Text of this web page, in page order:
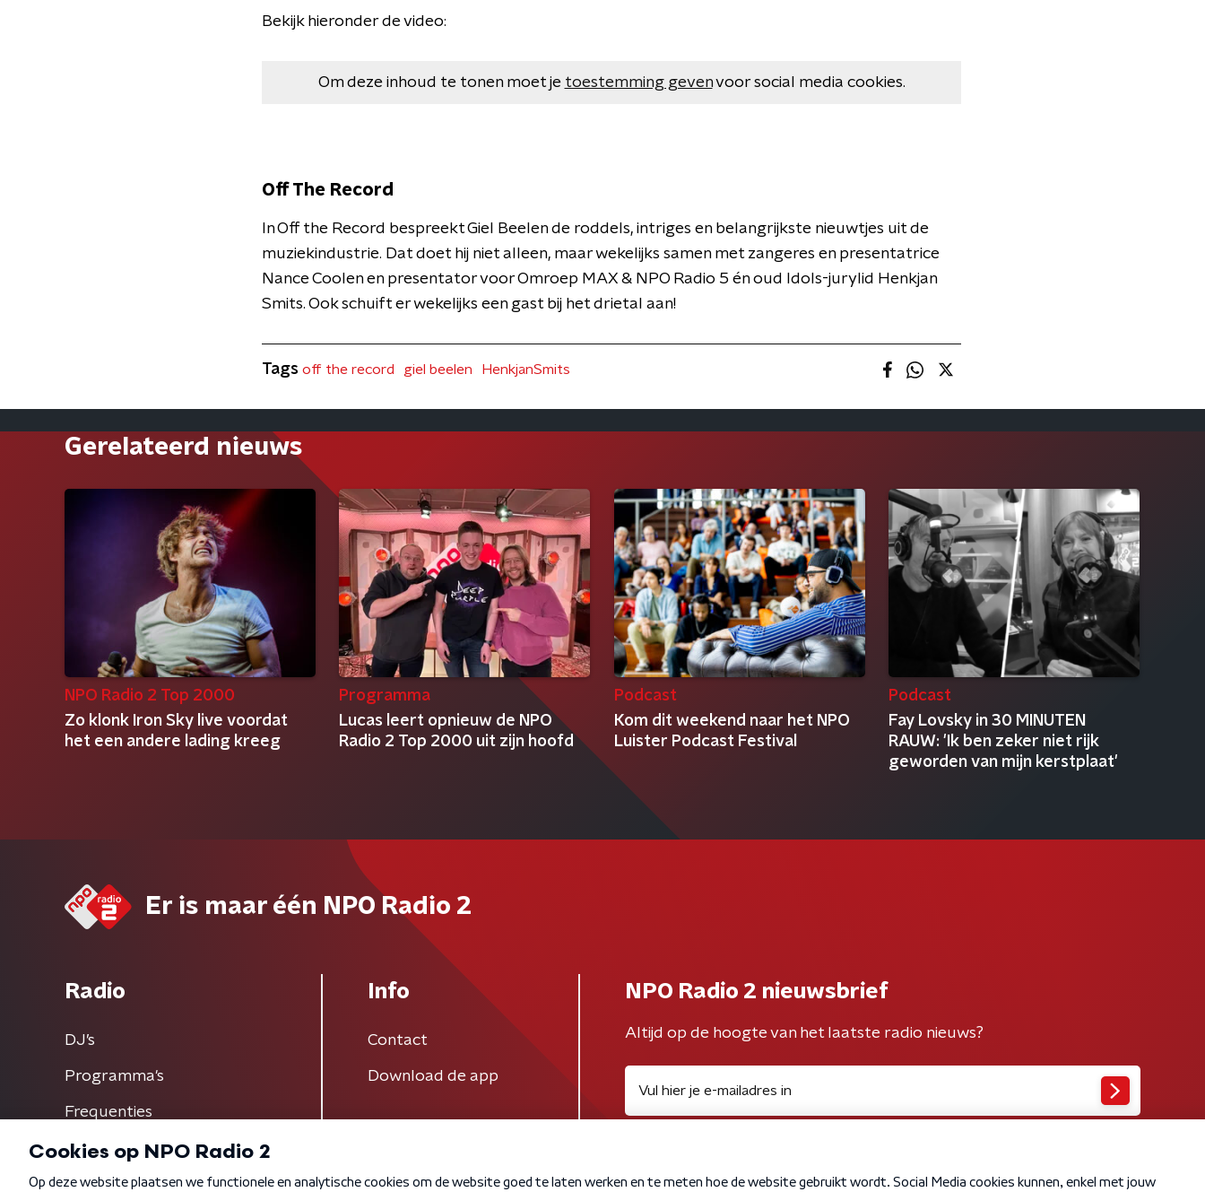
Bekijk hieronder de video:
Om deze inhoud te tonen moet je toestemming gevenvoor social media cookies.
Off The Record
In Off the Record bespreekt Giel Beelen de roddels, intriges en belangrijkste nieuwtjes uit de
muziekindustrie. Dat doet hij niet alleen, maar wekelijks samen met zangeres en presentatrice
Nance Coolen en presentator voor Omroep MAX & NPO Radio 5 én oud Idols-jurylid Henkjan
Smits. Ook schuift er wekelijks een gast bij het drietal aan!
Tags off the record giel beelen HenkjanSmits
Gerelateerd nieuws
NPO Radio 2 Top 2000
Zo klonk Iron Sky live voordat
het een andere lading kreeg
Programma
Lucas leert opnieuw de NPO
Radio 2 Top 2000 uit zijn hoofd
Podcast
Kom dit weekend naar het NPO
Luister Podcast Festival
Podcast
Fay Lovsky in 30 MINUTEN
RAUW: 'Ik ben zeker niet rijk
geworden van mijn kerstplaat'
Er is maar één NPO Radio 2
Radio
DJ’s
Programma's
Frequenties
Info
Contact
Download de app
NPO Radio 2 nieuwsbrief
Altijd op de hoogte van het laatste radio nieuws?